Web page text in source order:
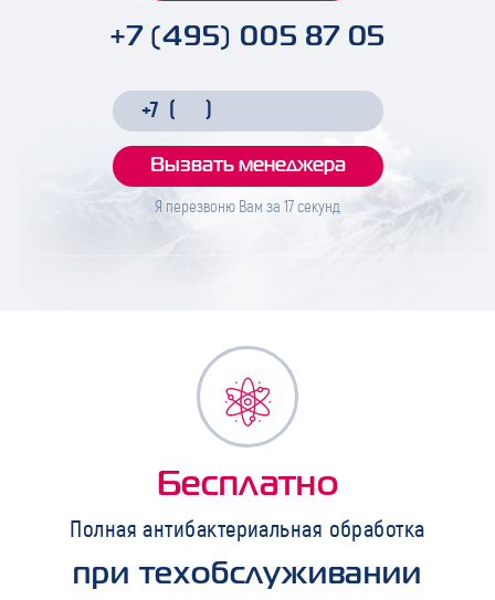
+7 (495) 005 87 05
Я перезвоню Вам за 17секунд
Бесплатно
Полная антибактериальная обработка
при техобслуживании